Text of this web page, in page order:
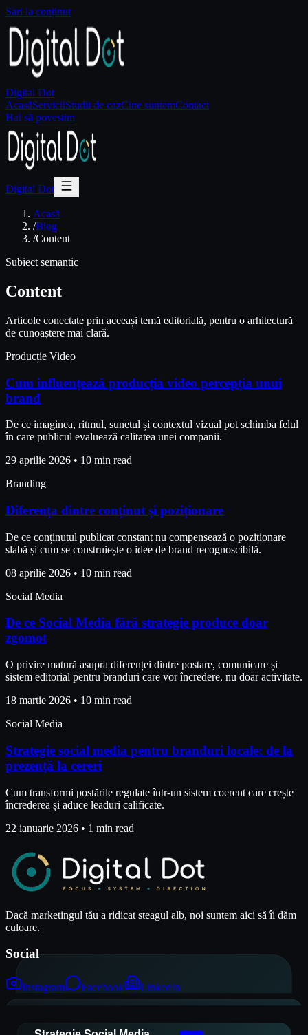
Sari la conținut
Digital Dot
AcasăServiciiStudii de cazCine suntemContact
Hai să povestim
Digital Dot
Acasă
/Blog
/Content
Subiect semantic
Content
Articole conectate prin aceeași temă editorială, pentru o arhitectură
de cunoaștere mai clară.
Producție Video
Cum influențează producția video percepția unui
brand
De ce imaginea, ritmul, sunetul și contextul vizual pot schimba felul
în care publicul evaluează calitatea unei companii.
29 aprilie 2026 • 10 min read
Branding
Diferența dintre conținut și poziționare
De ce conținutul publicat constant nu compensează o poziționare
slabă și cum se construiește o idee de brand recognoscibilă.
08 aprilie 2026 • 10 min read
Social Media
De ce Social Media fără strategie produce doar
zgomot
O privire matură asupra diferenței dintre postare, comunicare și
sistem editorial pentru branduri care vor încredere, nu doar activitate.
18 martie 2026 • 10 min read
Social Media
Strategie social media pentru branduri locale: de la
prezență la cereri
Cum transformi postările regulate într-un sistem coerent care crește
încrederea și aduce leaduri calificate.
22 ianuarie 2026 • 1 min read
Dacă marketingul tău a ridicat steagul alb, noi suntem aici să îi dăm
culoare.
Social
Instagram Facebook LinkedIn